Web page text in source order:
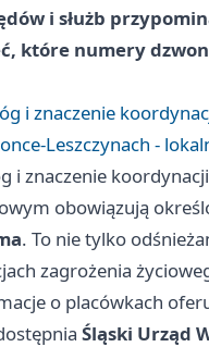
i służb
które numery
i znaczenie
Leszczynach -
i znaczenie
obowiązują
. To nie tylko
zagrożenia
o placówkach
Śląski Urząd